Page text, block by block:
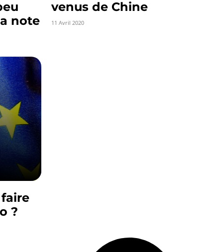
note
venus de Chine
11 Avril 2020
?